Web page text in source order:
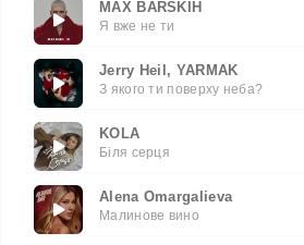
MAX BARSKIH
Я вже не ти
Jerry Heil, YARMAK
З якого ти поверху неба?
KOLA
Біля серця
Alena Omargalieva
Малинове вино